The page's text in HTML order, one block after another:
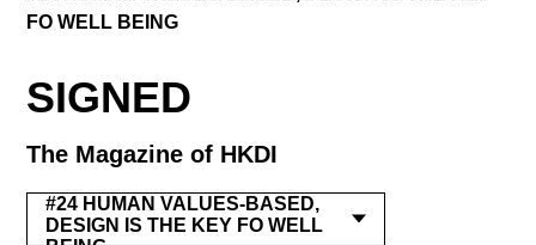
FO WELL BEING
SIGNED
The Magazine of HKDI
#24 HUMAN VALUES-BASED,
DESIGN IS THE KEY FO WELL